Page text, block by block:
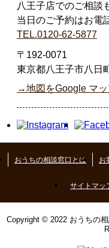
八王子店でのご相談
当日のご予約はお電
TEL.0120-62-5877
〒192-0071
東京都八王子市八日
→地図をGoogle マッ
おうちの相談窓口とは お
サイトマッ
Copyright © 2022 おうちの